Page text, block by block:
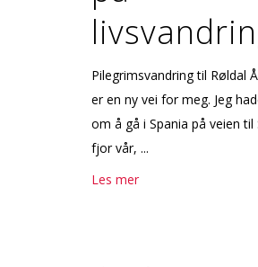
Pilegrimsvandring til Røldal
er en ny vei for meg. Jeg
om å gå i Spania på veien til
fjor vår, ...
Les mer